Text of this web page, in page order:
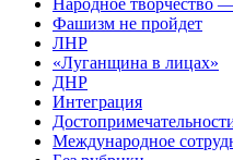
Народное творчество
Фашизм не пройдет
ЛНР
«Луганщина в лицах»
ДНР
Интеграция
Международное